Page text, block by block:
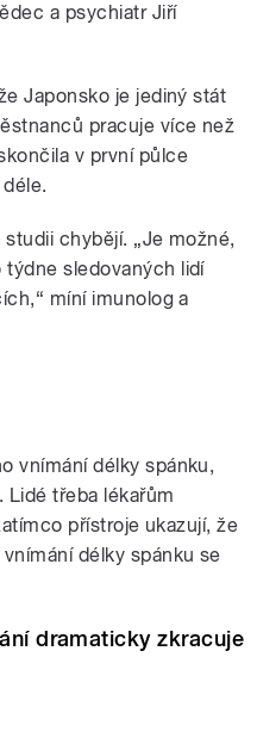
a psychiatr Jiří
Japonsko je jediný stát
pracuje více než
v první půlce
chybějí. „Je možné,
sledovaných lidí
míní imunolog a
vnímání délky spánku,
Lidé třeba lékařům
přístroje ukazují, že
délky spánku se
dramaticky zkracuje